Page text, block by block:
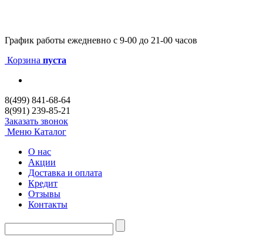
График работы ежедневно с 9-00 до 21-00 часов
Корзина пуста
8(499) 841-68-64
8(991) 239-85-21
Заказать звонок
Меню Каталог
О нас
Акции
Доставка и оплата
Кредит
Отзывы
Контакты